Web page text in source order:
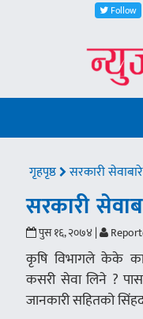
Follow
गृहपृष्ठ सरकारी
सरकारी
पुस १६, २०७४ |
कृषि विभागले केके
कसरी सेवा लिने ?
जानकारी सहितको